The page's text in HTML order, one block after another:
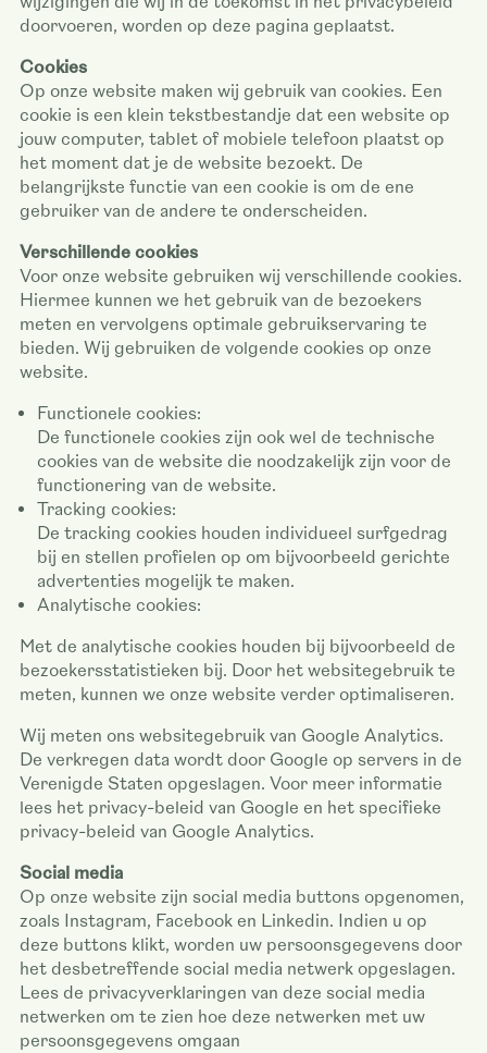
doorvoeren, worden op deze pagina geplaatst.
Cookies
Op onze website maken wij gebruik van cookies. Een
cookie is een klein tekstbestandje dat een website op
jouw computer, tablet of mobiele telefoon plaatst op
het moment dat je de website bezoekt. De
belangrijkste functie van een cookie is om de ene
gebruiker van de andere te onderscheiden.
Verschillende cookies
Voor onze website gebruiken wij verschillende cookies.
Hiermee kunnen we het gebruik van de bezoekers
meten en vervolgens optimale gebruikservaring te
bieden. Wij gebruiken de volgende cookies op onze
website.
Functionele cookies:
De functionele cookies zijn ook wel de technische
cookies van de website die noodzakelijk zijn voor de
functionering van de website.
Tracking cookies:
De tracking cookies houden individueel surfgedrag
bij en stellen profielen op om bijvoorbeeld gerichte
advertenties mogelijk te maken.
Analytische cookies:
Met de analytische cookies houden bij bijvoorbeeld de
bezoekersstatistieken bij. Door het websitegebruik te
meten, kunnen we onze website verder optimaliseren.
Wij meten ons websitegebruik van Google Analytics.
De verkregen data wordt door Google op servers in de
Verenigde Staten opgeslagen. Voor meer informatie
lees het privacy-beleid van Google en het specifieke
privacy-beleid van Google Analytics.
Social media
Op onze website zijn social media buttons opgenomen,
zoals Instagram, Facebook en Linkedin. Indien u op
deze buttons klikt, worden uw persoonsgegevens door
het desbetreffende social media netwerk opgeslagen.
Lees de privacyverklaringen van deze social media
netwerken om te zien hoe deze netwerken met uw
persoonsgegevens omgaan